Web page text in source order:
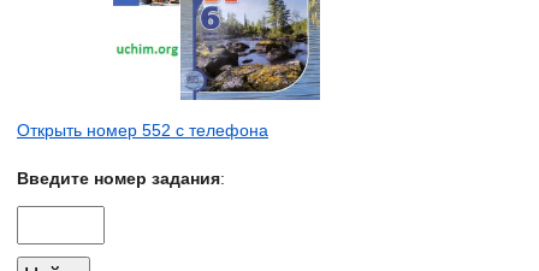
Открыть номер 552 с телефона
Введите номер задания: